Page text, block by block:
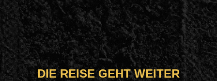
DIE REISE GEHT WEITER